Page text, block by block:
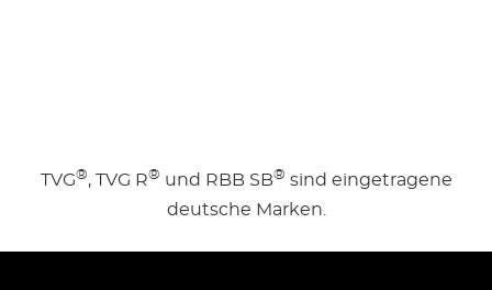
TVG®, TVG R® und RBB SB® sind eingetragene
deutsche Marken.